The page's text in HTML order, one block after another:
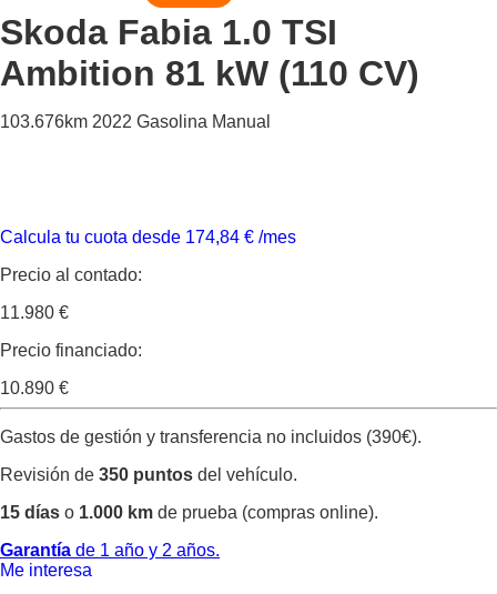
Skoda Fabia 1.0 TSI
Ambition 81 kW (110 CV)
103.676km 2022 Gasolina Manual
Calcula tu cuota desde 174,84 € /mes
Precio al contado:
11.980 €
Precio financiado:
10.890 €
Gastos de gestión y transferencia no incluidos (390€).
Revisión de 350 puntos del vehículo.
15 días o 1.000 km de prueba (compras online).
Garantía de 1 año y 2 años.
Me interesa